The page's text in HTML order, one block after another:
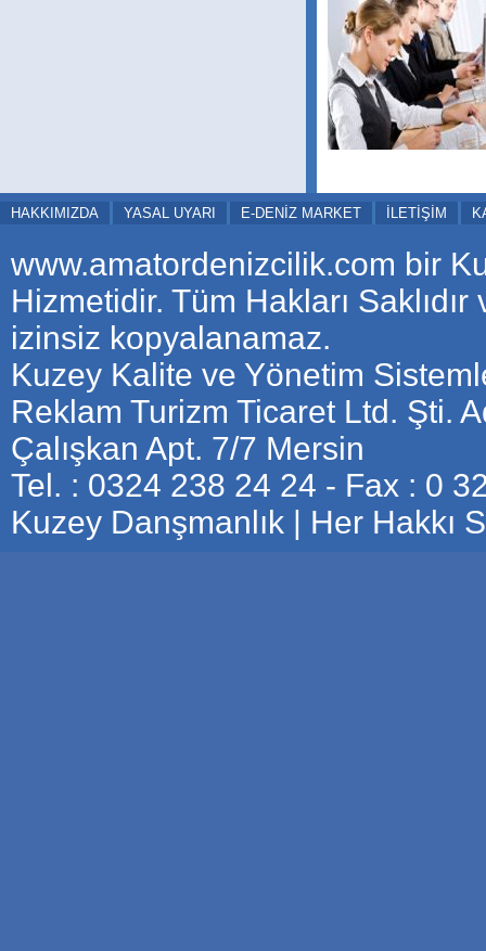
HAKKIMIZDA YASAL UYARI E-DENİZ MARKET İLETİŞİM
www.amatordenizcilik.com bir
Hizmetidir. Tüm Hakları
izinsiz kopyalanamaz.
Kuzey Kalite ve Yönetim
Reklam Turizm Ticaret Ltd. Şti.
Çalışkan Apt. 7/7 Mersin
Tel. : 0324 238 24 24 - Fax : 0
Kuzey Danşmanlık | Her Hakkı